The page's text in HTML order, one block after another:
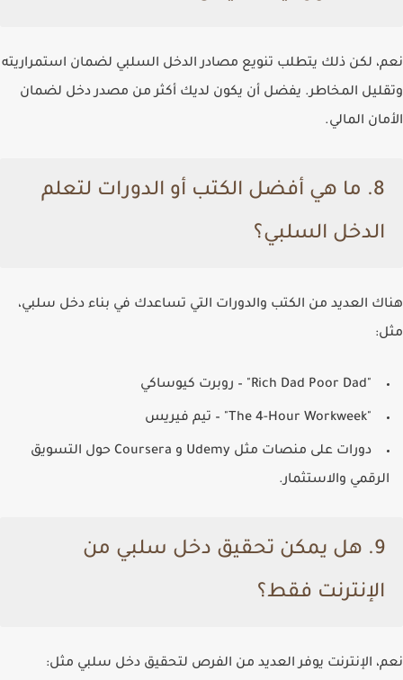
نعم، لكن ذلك يتطلب تنويع مصادر الدخل السلبي لضمان استمراريته
وتقليل المخاطر. يفضل أن يكون لديك أكثر من مصدر دخل لضمان
الأمان المالي.
8.
ما هي أفضل الكتب أو الدورات لتعلم
الدخل السلبي؟
هناك العديد من الكتب والدورات التي تساعدك في بناء دخل سلبي،
مثل:
"Rich Dad Poor Dad" – روبرت كيوساكي
"The 4-Hour Workweek" – تيم فيريس
دورات على منصات مثل Udemy و Coursera حول التسويق
الرقمي والاستثمار.
9.
هل يمكن تحقيق دخل سلبي من
الإنترنت فقط؟
نعم، الإنترنت يوفر العديد من الفرص لتحقيق دخل سلبي مثل: